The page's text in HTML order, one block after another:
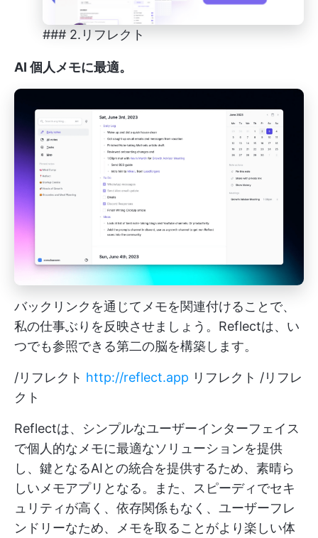
### 2.リフレクト
AI 個人メモに最適。
バックリンクを通じてメモを関連付けることで、
私の仕事ぶりを反映させましょう。Reflectは、い
つでも参照できる第二の脳を構築します。
/リフレクト http://reflect.app リフレクト /リフレ
クト
Reflectは、シンプルなユーザーインターフェイス
で個人的なメモに最適なソリューションを提供
し、鍵となるAIとの統合を提供するため、素晴ら
しいメモアプリとなる。また、スピーディでセキ
ュリティが高く、依存関係もなく、ユーザーフレ
ンドリーなため、メモを取ることがより楽しい体